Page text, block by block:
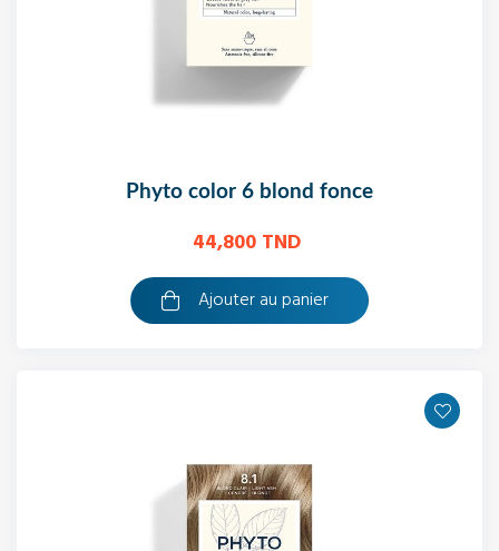
phyto color 6 blond fonce
44,800 TND
Ajouter au panier